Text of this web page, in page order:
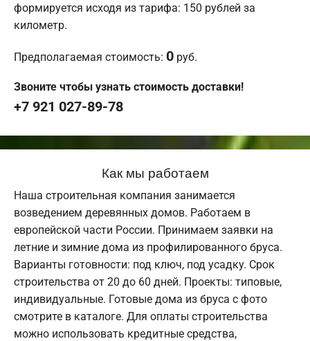
формируется исходя из тарифа: 150 рублей за
километр.
Предполагаемая стоимость: 0 руб.
Звоните чтобы узнать стоимость доставки!
+7 921 027-89-78
Как мы работаем
Наша строительная компания занимается
возведением деревянных домов. Работаем в
европейской части России. Принимаем заявки на
летние и зимние дома из профилированного бруса.
Варианты готовности: под ключ, под усадку. Срок
строительства от 20 до 60 дней. Проекты: типовые,
индивидуальные. Готовые дома из бруса с фото
смотрите в каталоге. Для оплаты строительства
можно использовать кредитные средства,